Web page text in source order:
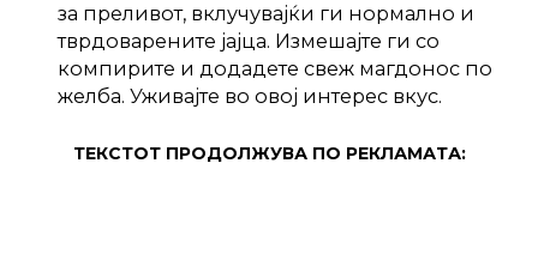
за преливот, вклучувајќи ги нормално и
тврдоварените јајца. Измешајте ги со
компирите и додадете свеж магдонос по
желба. Уживајте во овој интерес вкус.
ТЕКСТОТ ПРОДОЛЖУВА ПО РЕКЛАМАТА: